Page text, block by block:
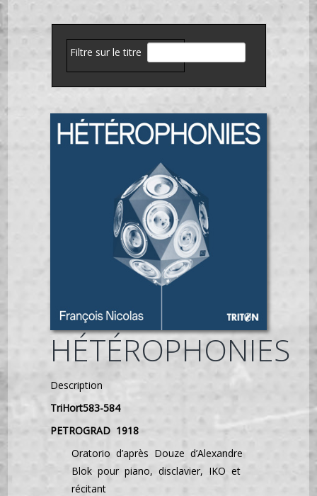
Filtre sur le titre
HÉTÉROPHONIES
Description
TriHort583-584
PETROGRAD 1918
Oratorio d’après Douze d’Alexandre
Blok pour piano, disclavier, IKO et
récitant